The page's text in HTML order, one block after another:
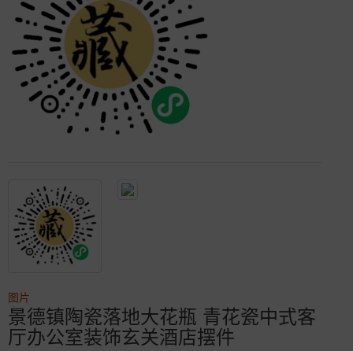
图片
景德镇陶瓷落地大花瓶 青花瓷中式客
厅办公室装饰玄关酒店摆件